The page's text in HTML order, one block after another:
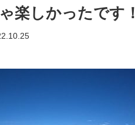
楽しかったです！